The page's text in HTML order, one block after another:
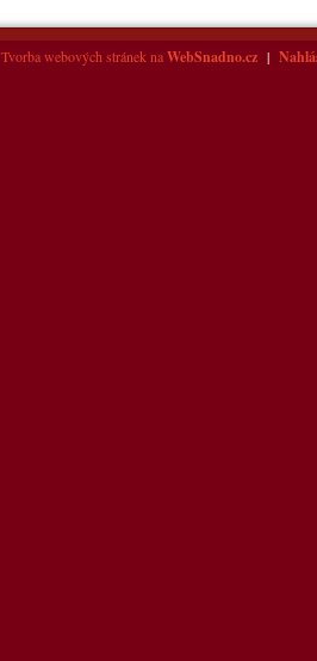
Tvorba webových stránek naWebSnadno.cz |